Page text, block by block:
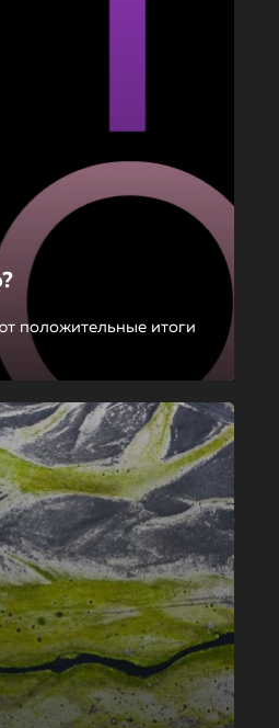
положительные итоги